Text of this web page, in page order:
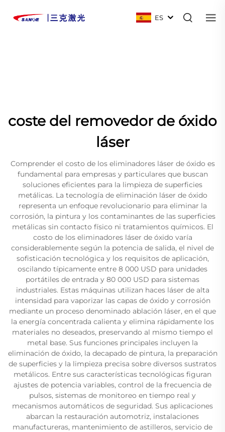
ES
coste del removedor de óxido
láser
Comprender el costo de los eliminadores láser de óxido es
fundamental para empresas y particulares que buscan
soluciones eficientes para la limpieza de superficies
metálicas. La tecnología de eliminación láser de óxido
representa un enfoque revolucionario para eliminar la
corrosión, la pintura y los contaminantes de las superficies
metálicas sin contacto físico ni tratamientos químicos. El
costo de los eliminadores láser de óxido varía
considerablemente según la potencia de salida, el nivel de
sofisticación tecnológica y los requisitos de aplicación,
oscilando típicamente entre 8 000 USD para unidades
portátiles de entrada y 80 000 USD para sistemas
industriales. Estas máquinas utilizan haces láser de alta
intensidad para vaporizar las capas de óxido y corrosión
mediante un proceso denominado ablación láser, en el que
la energía concentrada calienta y elimina rápidamente los
materiales no deseados, preservando al mismo tiempo el
metal base. Sus funciones principales incluyen la
eliminación de óxido, la decapado de pintura, la preparación
de superficies y la limpieza precisa sobre diversos sustratos
metálicos. Entre sus características tecnológicas figuran
ajustes de potencia variables, control de la frecuencia de
pulsos, sistemas de monitoreo en tiempo real y
mecanismos automáticos de seguridad. Sus aplicaciones
abarcan la restauración automotriz, instalaciones
manufactureras, mantenimiento de astilleros, servicio de